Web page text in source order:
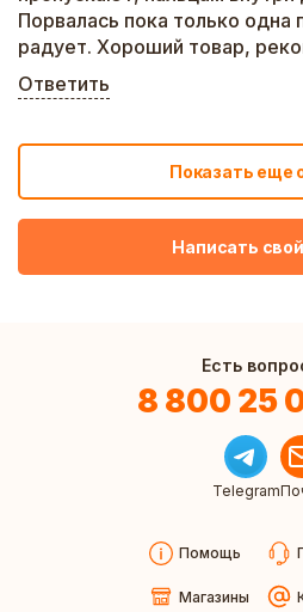
Порвалась пока только одна
радует. Хороший товар,
Ответить
Показать еще
Написать
Есть
8 800 25
Telegram
Помощь
Магазины